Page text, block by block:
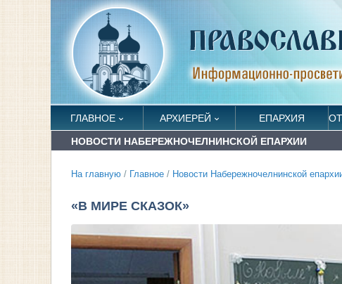
ГЛАВНОЕ АРХИЕРЕЙ ЕПАРХИЯ
НОВОСТИ НАБЕРЕЖНОЧЕЛНИНСКОЙ ЕПАРХИИ
На главную / Главное / Новости Набережночелнинской
«В МИРЕ СКАЗОК»